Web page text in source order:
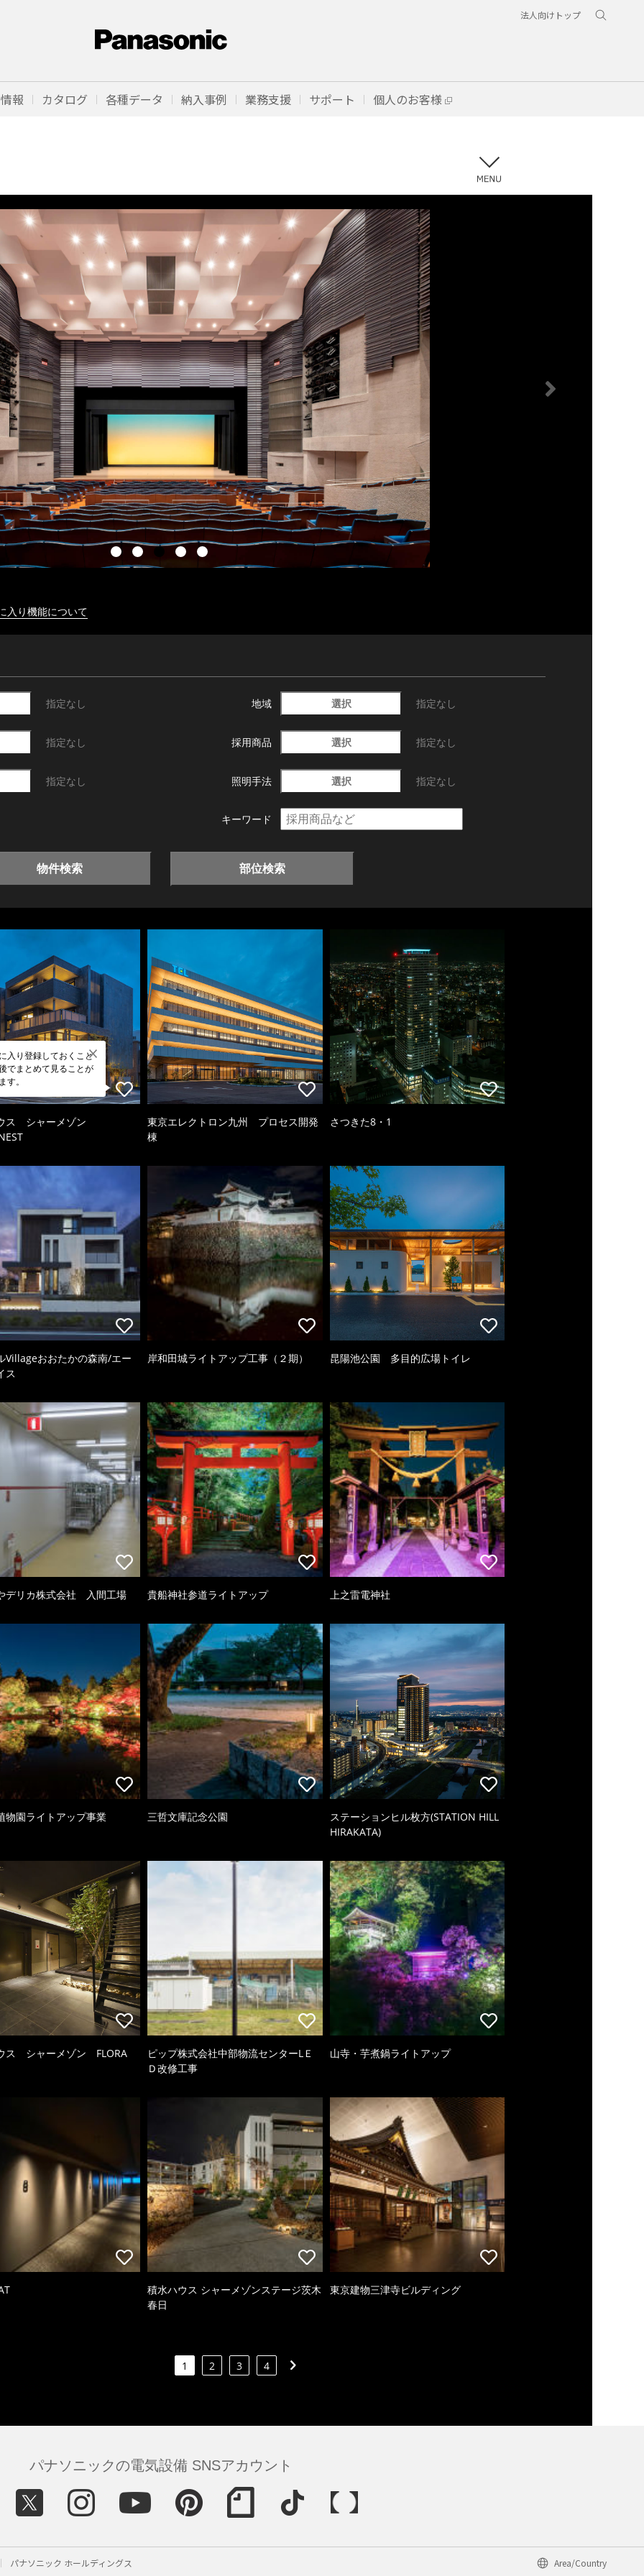
法人向けトップ
報 カタログ 各種データ 納入事例 業務支援 サポート 個人のお客様
入り機能について
指定なし 地域 選択 指定なし
指定なし 採用商品 選択 指定なし
指定なし 照明手法 選択 指定なし
キーワード
物件検索 部位検索
入り登録しておくこと
でまとめて見ることが
す。
ス シャーメゾン
東京エレクトロン九州 プロセス開発
棟
さつきた8・1
Villageおおたかの森南/エー
ス
岸和田城ライトアップ工事（２期） 昆陽池公園 多目的広場トイレ
デリカ株式会社 入間工場 貴船神社参道ライトアップ 上之雷電神社
物園ライトアップ事業 三哲文庫記念公園
ステーションヒル枚方(STATION HILL
HIRAKATA)
ス シャーメゾン FLORA
ピップ株式会社中部物流センターLＥ
Ｄ改修工事
山寺・芋煮鍋ライトアップ
積水ハウス シャーメゾンステージ茨木
春日
東京建物三津寺ビルディング
1 2 3 4
パナソニックの電気設備 SNSアカウント
パナソニック ホールディングス Area/Country